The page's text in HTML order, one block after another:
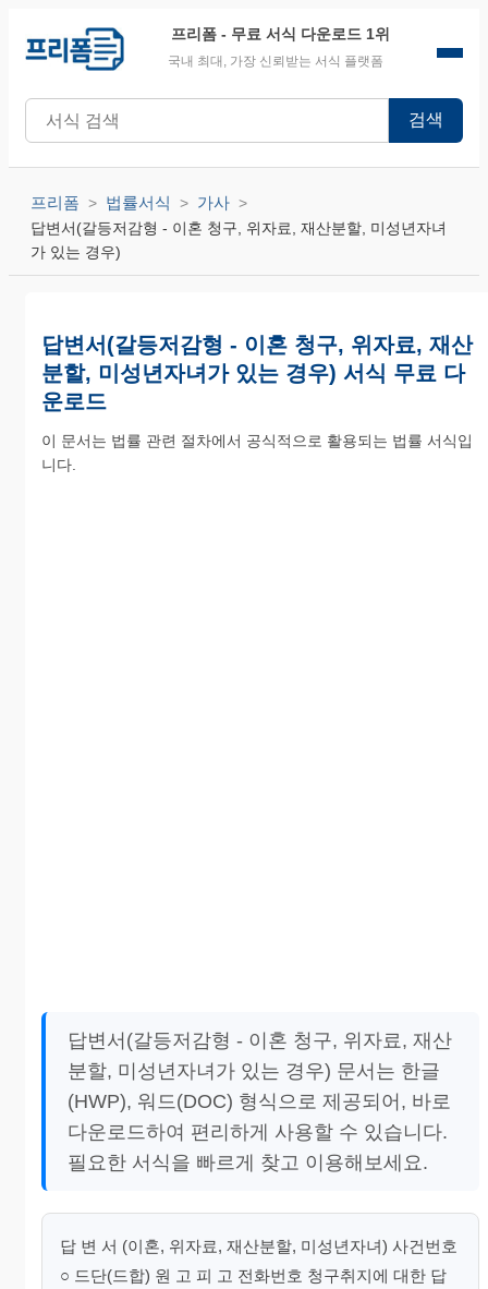
프리폼 - 무료 서식 다운로드 1위
국내 최대, 가장 신뢰받는 서식 플랫폼
검색
프리폼 법률서식 가사
답변서(갈등저감형 - 이혼 청구, 위자료, 재산분할, 미성년자녀
가 있는 경우)
답변서(갈등저감형 - 이혼 청구, 위자료, 재산
분할, 미성년자녀가 있는 경우) 서식 무료 다
운로드
이 문서는 법률 관련 절차에서 공식적으로 활용되는 법률 서식입
니다.
답변서(갈등저감형 - 이혼 청구, 위자료, 재산
분할, 미성년자녀가 있는 경우) 문서는 한글
(HWP), 워드(DOC) 형식으로 제공되어, 바로
다운로드하여 편리하게 사용할 수 있습니다.
필요한 서식을 빠르게 찾고 이용해보세요.
답 변 서 (이혼, 위자료, 재산분할, 미성년자녀) 사건번호
○ 드단(드합) 원 고 피 고 전화번호 청구취지에 대한 답